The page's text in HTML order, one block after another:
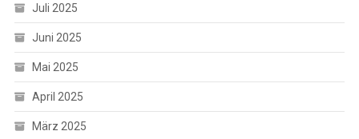
Juli 2025
Juni 2025
Mai 2025
April 2025
März 2025